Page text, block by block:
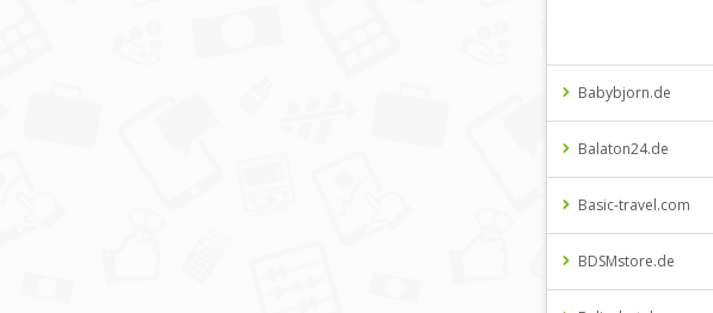
Babybjorn.de
Balaton24.de
Basic-travel.com
BDSMstore.de